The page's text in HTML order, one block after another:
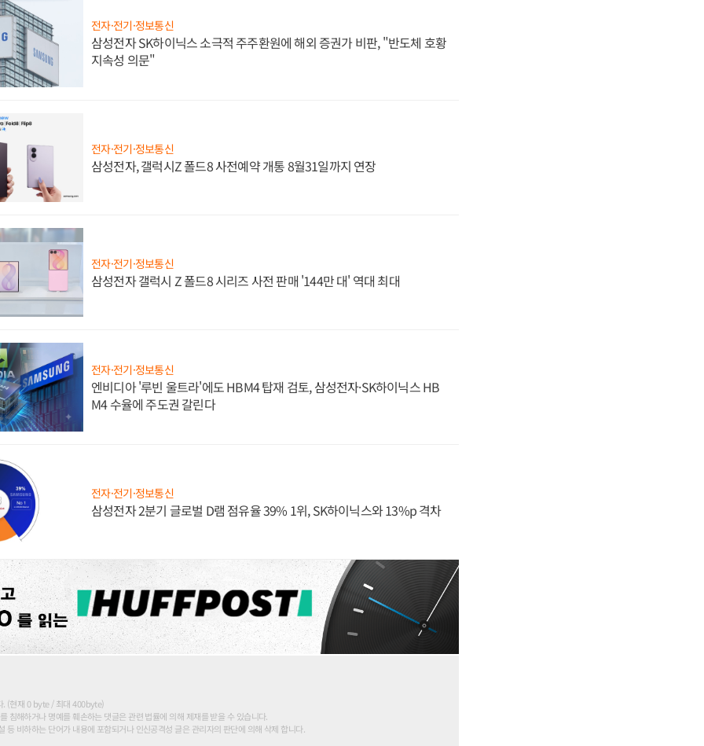
전자·전기·정보통신
삼성전자 SK하이닉스 소극적 주주환원에 해외 증권가 비판, "반도체 호황
지속성 의문"
전자·전기·정보통신
삼성전자, 갤럭시Z 폴드8 사전예약 개통 8월31일까지 연장
전자·전기·정보통신
삼성전자 갤럭시 Z 폴드8 시리즈 사전 판매 '144만 대' 역대 최대
전자·전기·정보통신
엔비디아 '루빈 울트라'에도 HBM4 탑재 검토, 삼성전자·SK하이닉스 HB
M4 수율에 주도권 갈린다
전자·전기·정보통신
삼성전자 2분기 글로벌 D램 점유율 39% 1위, SK하이닉스와 13%p 격차
. (현재 0 byte / 최대 400byte)
침해하거나 명예를 훼손하는 댓글은 관련 법률에 의해 제재를 받을 수 있습니다.
등 비하하는 단어가 내용에 포함되거나 인신공격성 글은 관리자의 판단에 의해 삭제 합니다.